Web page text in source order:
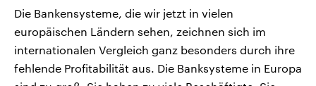
Die Bankensysteme, die wir jetzt in vielen
europäischen Ländern sehen, zeichnen sich im
internationalen Vergleich ganz besonders durch ihre
fehlende Profitabilität aus. Die Banksysteme in Europa